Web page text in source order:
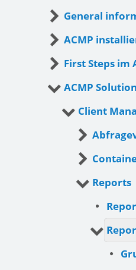
General
ACMP
First Steps im
ACMP
Client
Reports